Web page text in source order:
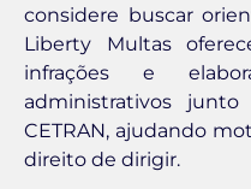
considere buscar
Liberty Multas
infrações e
administrativos
CETRAN, ajudando
direito de dirigir.